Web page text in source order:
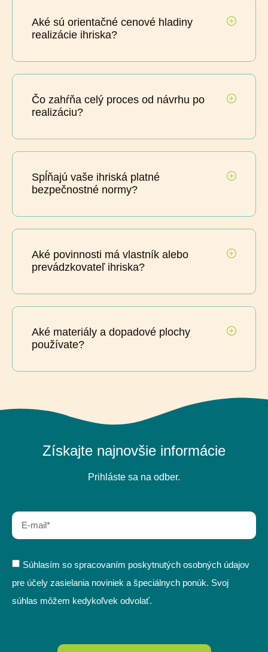
Aké sú orientačné cenové hladiny
realizácie ihriska?
Čo zahŕňa celý proces od návrhu po
realizáciu?
Spĺňajú vaše ihriská platné
bezpečnostné normy?
Aké povinnosti má vlastník alebo
prevádzkovateľ ihriska?
Aké materiály a dopadové plochy
používate?
Získajte najnovšie informácie
Prihláste sa na odber.
Súhlasím so spracovaním poskytnutých osobných údajov
pre účely zasielania noviniek a špeciálnych ponúk. Svoj
súhlas môžem kedykoľvek odvolať.